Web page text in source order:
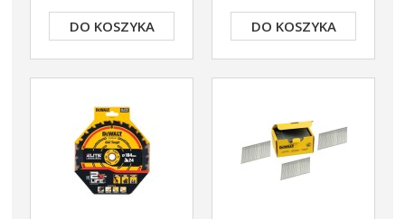
DO KOSZYKA DO KOSZYKA